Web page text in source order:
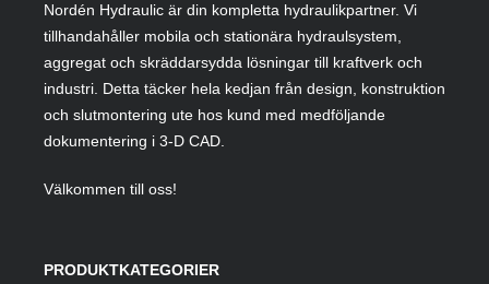
Nordén Hydraulic är din kompletta hydraulikpartner. Vi
tillhandahåller mobila och stationära hydraulsystem,
aggregat och skräddarsydda lösningar till kraftverk och
industri. Detta täcker hela kedjan från design, konstruktion
och slutmontering ute hos kund med medföljande
dokumentering i 3-D CAD.
Välkommen till oss!
PRODUKTKATEGORIER